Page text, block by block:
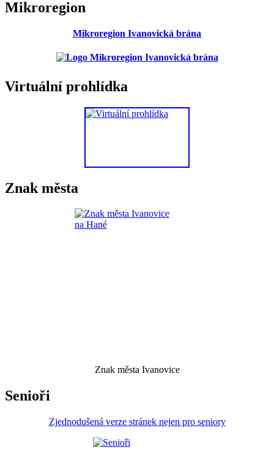
Mikroregion
Mikroregion Ivanovická brána
Virtuální prohlídka
Znak města
Znak města Ivanovice
Senioři
Zjednodušená verze stránek nejen pro seniory